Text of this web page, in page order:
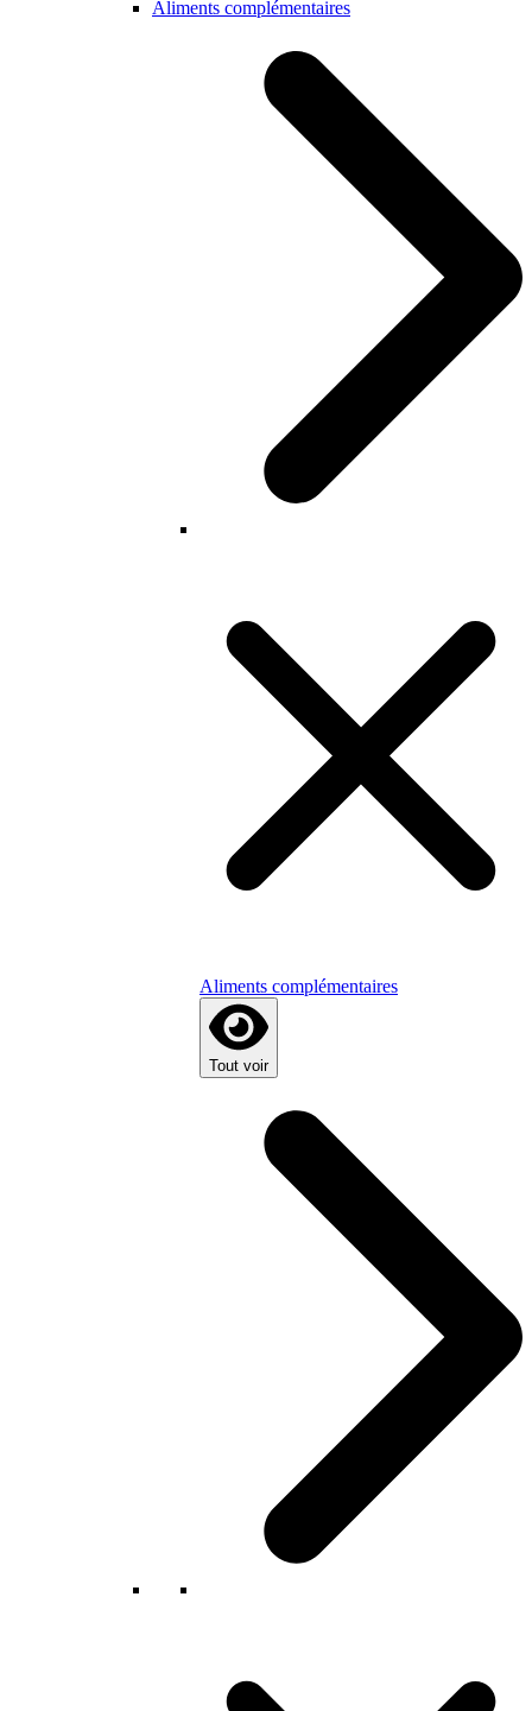
Aliments complémentaires
Aliments complémentaires
Tout voir